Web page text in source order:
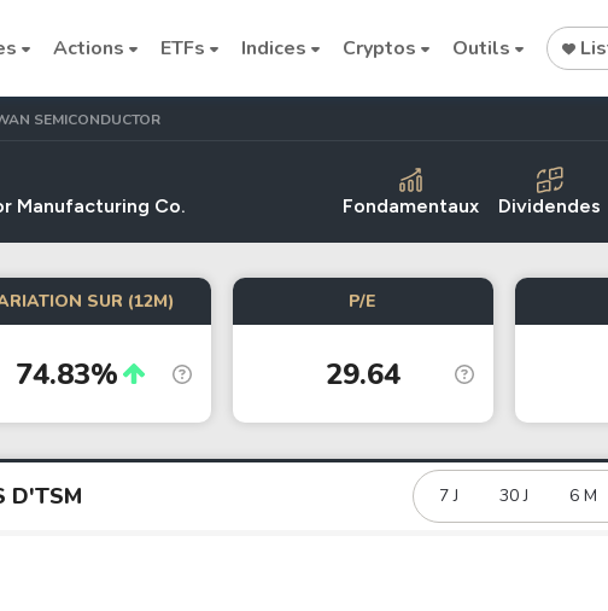
Actions ETFs Indices Cryptos Outils
ETFs
VOO
QQQ
Cryptocurrencies
Bitcoin
Dogecoin
Solana
SEMICONDUCTOR
Manufacturing Co. Fondamentaux Dividendes
SUR (12M)
74.83%
P/E
29.64
D'TSM 7 J 30 J 6 M